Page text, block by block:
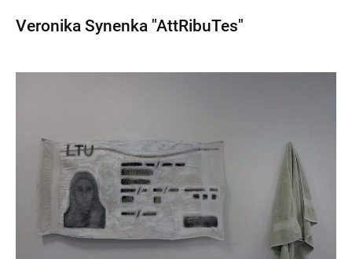
Veronika Synenka "AttRibuTes"